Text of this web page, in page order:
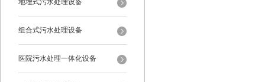
地埋式污水处理设备
组合式污水处理设备
医院污水处理一体化设备